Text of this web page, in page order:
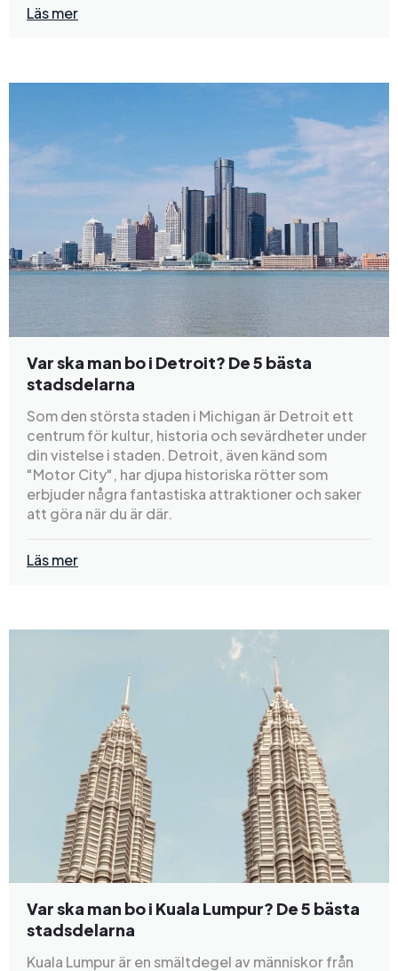
Läs mer
Var ska man bo i Detroit? De 5 bästa
stadsdelarna
Som den största staden i Michigan är Detroit ett
centrum för kultur, historia och sevärdheter under
din vistelse i staden. Detroit, även känd som
"Motor City", har djupa historiska rötter som
erbjuder några fantastiska attraktioner och saker
att göra när du är där.
Läs mer
Var ska man bo i Kuala Lumpur? De 5 bästa
stadsdelarna
Kuala Lumpur är en smältdegel av människor från